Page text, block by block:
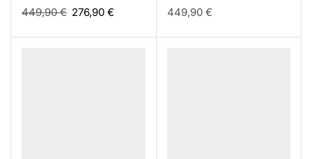
449,90€ 276,90 € 449,90 €